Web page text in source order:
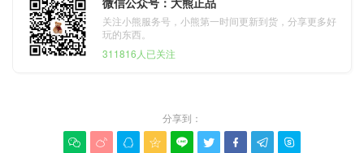
关注小熊服务号，小熊第一时间更新到货，分享更多好
玩的东西。
311816人已关注
分享到：
        